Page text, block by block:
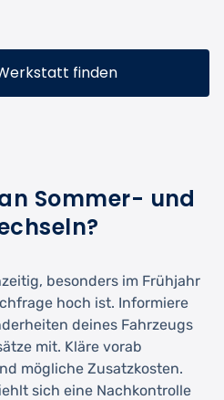
finden
Sommer- und
besonders im Frühjahr
hoch ist. Informiere
deines Fahrzeugs
mit. Kläre vorab
mögliche Zusatzkosten.
sich eine Nachkontrolle